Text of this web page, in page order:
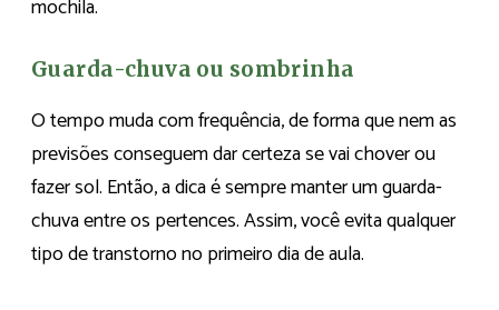
mochila.
Guarda-chuva ou sombrinha
O tempo muda com frequência, de forma que nem as
previsões conseguem dar certeza se vai chover ou
fazer sol. Então, a dica é sempre manter um guarda-
chuva entre os pertences. Assim, você evita qualquer
tipo de transtorno no primeiro dia de aula.